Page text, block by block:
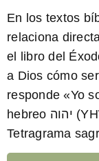
En los textos
relaciona
el libro del
a Dios cómo
responde «Yo
hebreo יהוה (YHWH), es conocido como el
Tetragrama